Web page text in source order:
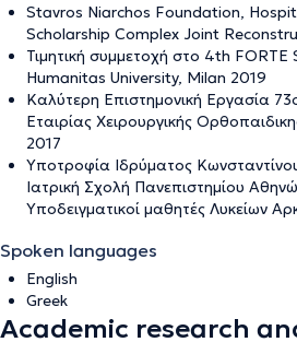
Stavros Niarchos Foundation,
Scholarship Complex Joint
Τιμητική συμμετοχή στο 4th
Humanitas University, Milan 2019
Καλύτερη Επιστημονική Εργασία
Εταιρίας Χειρουργικής
2017
Υποτροφία Ιδρύματος
Ιατρική Σχολή Πανεπιστημίου
Υποδειγματικοί μαθητές Λυκείων
Spoken languages
English
Greek
Academic research